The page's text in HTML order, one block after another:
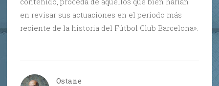
en revisar sus actuaciones en el período más
reciente de la historia del Fútbol Club Barcelona».
Ostane